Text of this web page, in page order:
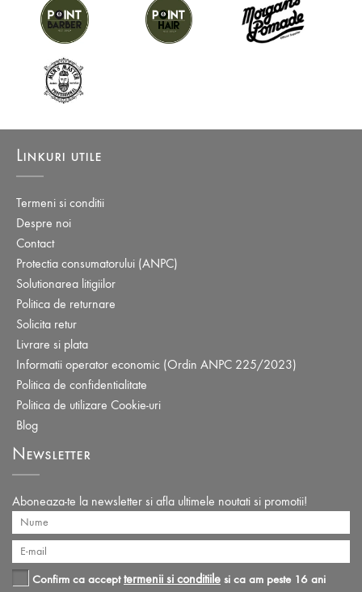
Linkuri utile
Termeni si conditii
Despre noi
Contact
Protectia consumatorului (ANPC)
Solutionarea litigiilor
Politica de returnare
Solicita retur
Livrare si plata
Informatii operator economic (Ordin ANPC 225/2023)
Politica de confidentialitate
Politica de utilizare Cookie-uri
Blog
Newsletter
Aboneaza-te la newsletter si afla ultimele noutati si promotii!
Confirm ca accepttermenii si conditiile si ca am peste 16 ani